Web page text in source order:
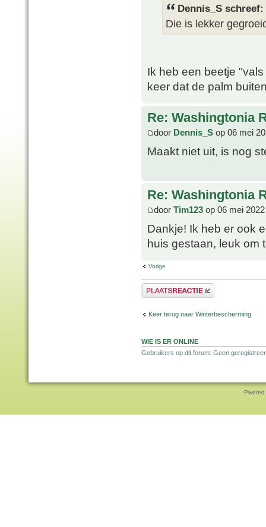
Dennis_S schreef:
Die is lekker
Ik heb een beetje
keer dat de palm
Re: Washingtonia
door Dennis_S op 06 mei
Maakt niet uit, is nog
Re: Washingtonia
door Tim123 op 06 mei
Dankje! Ik heb er ook
huis gestaan, leuk om
Vorige
Plaats een reactie
Keer terug naar Winterbescherming
WIE IS ER ONLINE
Gebruikers op dit forum: Geen